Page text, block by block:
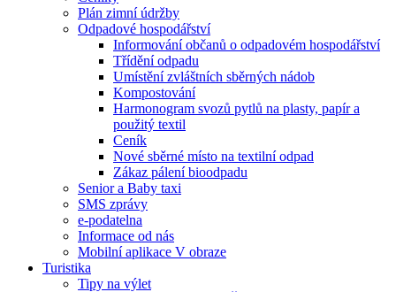
Plán zimní údržby
Odpadové hospodářství
Informování občanů o odpadovém hospodářství
Třídění odpadu
Umístění zvláštních sběrných nádob
Kompostování
Harmonogram svozů pytlů na plasty, papír a
použitý textil
Ceník
Nové sběrné místo na textilní odpad
Zákaz pálení bioodpadu
Senior a Baby taxi
SMS zprávy
e-podatelna
Informace od nás
Mobilní aplikace V obraze
Turistika
Tipy na výlet